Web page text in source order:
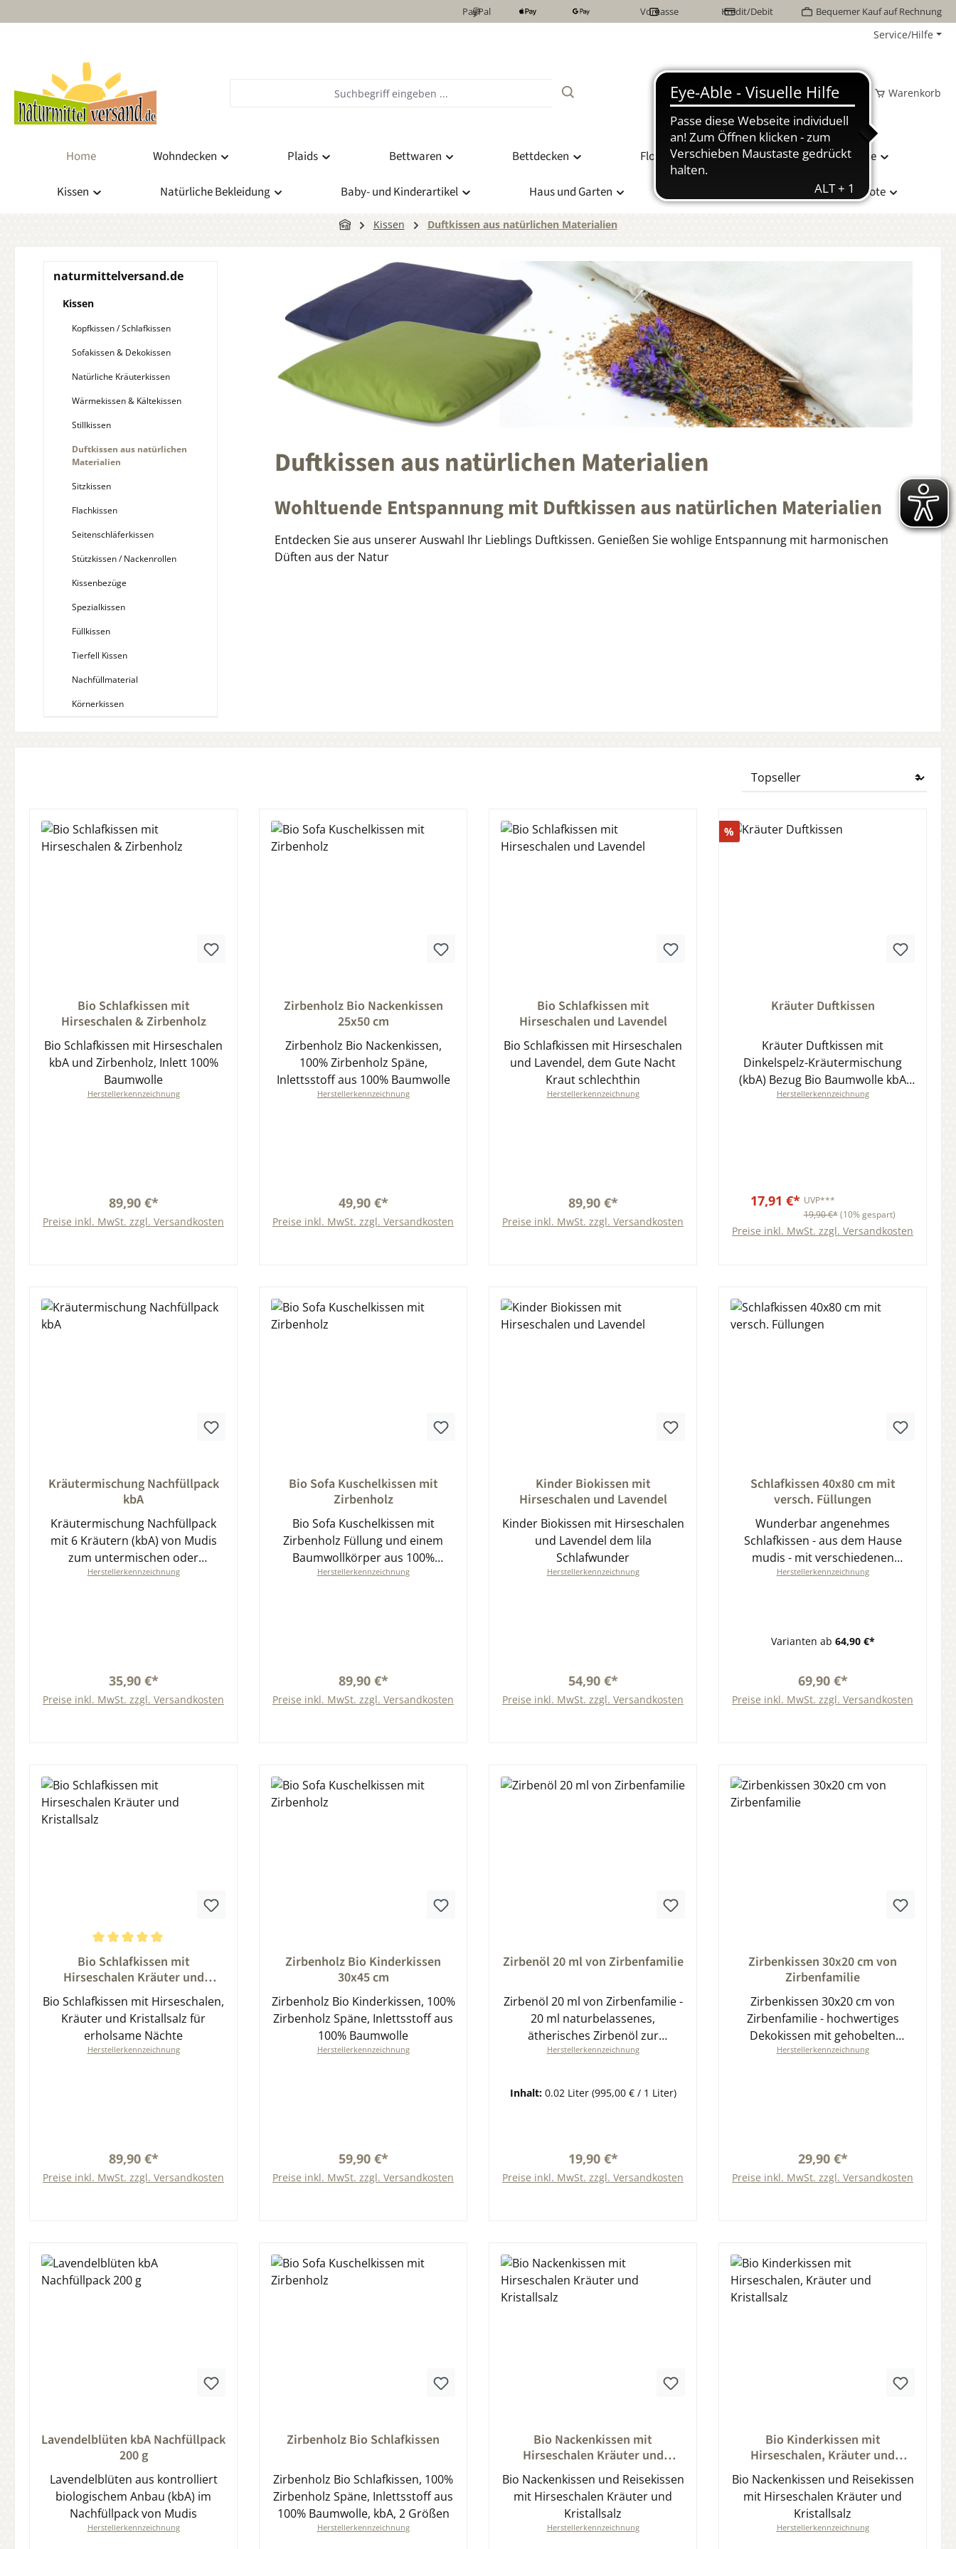
PayPal Vorkasse Kredit/Debit Bequemer Kauf auf Rechnung
Service/Hilfe
Wunschzettel Mein Konto Warenkorb
Home Wohndecken Plaids Bettwaren Bettdecken Flor Naturhaarbetten Bettwäsche
Kissen Natürliche Bekleidung Baby- und Kinderartikel Haus und Garten Sonderangebote
Kissen Duftkissen aus natürlichen Materialien
naturmittelversand.de
Kissen
Kopfkissen / Schlafkissen
Sofakissen & Dekokissen
Natürliche Kräuterkissen
Wärmekissen & Kältekissen
Stillkissen
Duftkissen aus natürlichen
Materialien
Sitzkissen
Flachkissen
Seitenschläferkissen
Stützkissen / Nackenrollen
Kissenbezüge
Spezialkissen
Füllkissen
Tierfell Kissen
Nachfüllmaterial
Körnerkissen
Duftkissen aus natürlichen Materialien
Wohltuende Entspannung mit Duftkissen aus natürlichen Materialien
Entdecken Sie aus unserer Auswahl Ihr Lieblings Duftkissen. Genießen Sie wohlige Entspannung mit harmonischen
Düften aus der Natur
Durchschnittliche Bewertung von 0 von 5 Sternen
Bio Schlafkissen mit
Hirseschalen & Zirbenholz
Bio Schlafkissen mit Hirseschalen
kbA und Zirbenholz, Inlett 100%
Baumwolle
Herstellerkennzeichnung
89,90 €*
Preise inkl. MwSt. zzgl. Versandkosten
Durchschnittliche Bewertung von 0 von 5 Sternen
Zirbenholz Bio Nackenkissen
25x50 cm
Zirbenholz Bio Nackenkissen,
100% Zirbenholz Späne,
Inlettsstoff aus 100% Baumwolle
Herstellerkennzeichnung
49,90 €*
Preise inkl. MwSt. zzgl. Versandkosten
Durchschnittliche Bewertung von 0 von 5 Sternen
Bio Schlafkissen mit
Hirseschalen und Lavendel
Bio Schlafkissen mit Hirseschalen
und Lavendel, dem Gute Nacht
Kraut schlechthin
Herstellerkennzeichnung
89,90 €*
Preise inkl. MwSt. zzgl. Versandkosten
% Rabatt
Durchschnittliche Bewertung von 0 von 5
Kräuter Duftkissen
Kräuter Duftkissen mit
Dinkelspelz-Kräutermischung
(kbA) Bezug Bio Baumwolle kbA
GOTS zertifiziert 20x20 cm viele
Herstellerkennzeichnung
17,91 €* UVP***
19,90 €* (10% gespart)
Preise inkl. MwSt. zzgl. Versandkosten
Durchschnittliche Bewertung von 0 von 5 Sternen
Kräutermischung Nachfüllpack
kbA
Kräutermischung Nachfüllpack
mit 6 Kräutern (kbA) von Mudis
zum untermischen oder
auffrischen
Herstellerkennzeichnung
35,90 €*
Preise inkl. MwSt. zzgl. Versandkosten
Durchschnittliche Bewertung von 0 von 5 Sternen
Bio Sofa Kuschelkissen mit
Zirbenholz
Bio Sofa Kuschelkissen mit
Zirbenholz Füllung und einem
Baumwollkörper aus 100%
Baumwolle kbA
Herstellerkennzeichnung
89,90 €*
Preise inkl. MwSt. zzgl. Versandkosten
Durchschnittliche Bewertung von 0 von 5 Sternen
Kinder Biokissen mit
Hirseschalen und Lavendel
Kinder Biokissen mit Hirseschalen
und Lavendel dem lila
Schlafwunder
Herstellerkennzeichnung
54,90 €*
Preise inkl. MwSt. zzgl. Versandkosten
Durchschnittliche Bewertung von 0 von 5
Schlafkissen 40x80 cm mit
versch. Füllungen
Wunderbar angenehmes
Schlafkissen - aus dem Hause
mudis - mit verschiedenen
Füllungen erhältlich - Dinkelspelz
Hirseschalen und Kristallsalz,
Herstellerkennzeichnung
Varianten ab 64,90 €*
69,90 €*
Preise inkl. MwSt. zzgl. Versandkosten
Durchschnittliche Bewertung von 5 von 5 Sternen
Bio Schlafkissen mit
Hirseschalen Kräuter und
Kristallsalz
Bio Schlafkissen mit Hirseschalen,
Kräuter und Kristallsalz für
erholsame Nächte
Herstellerkennzeichnung
89,90 €*
Preise inkl. MwSt. zzgl. Versandkosten
Durchschnittliche Bewertung von 0 von 5 Sternen
Zirbenholz Bio Kinderkissen
30x45 cm
Zirbenholz Bio Kinderkissen, 100%
Zirbenholz Späne, Inlettsstoff aus
100% Baumwolle
Herstellerkennzeichnung
59,90 €*
Preise inkl. MwSt. zzgl. Versandkosten
Durchschnittliche Bewertung von 0 von 5 Sternen
Zirbenöl 20 ml von Zirbenfamilie
Zirbenöl 20 ml von Zirbenfamilie -
20 ml naturbelassenes,
ätherisches Zirbenöl zur
Raumbeduftung
Herstellerkennzeichnung
Inhalt: 0.02 Liter (995,00 € / 1 Liter)
19,90 €*
Preise inkl. MwSt. zzgl. Versandkosten
Durchschnittliche Bewertung von 0 von 5
Zirbenkissen 30x20 cm von
Zirbenfamilie
Zirbenkissen 30x20 cm von
Zirbenfamilie - hochwertiges
Dekokissen mit gehobelten
Zirbenflocken
Herstellerkennzeichnung
29,90 €*
Preise inkl. MwSt. zzgl. Versandkosten
Durchschnittliche Bewertung von 0 von 5 Sternen
Lavendelblüten kbA Nachfüllpack
200 g
Lavendelblüten aus kontrolliert
biologischem Anbau (kbA) im
Nachfüllpack von Mudis
Herstellerkennzeichnung
Durchschnittliche Bewertung von 0 von 5 Sternen
Zirbenholz Bio Schlafkissen
Zirbenholz Bio Schlafkissen, 100%
Zirbenholz Späne, Inlettsstoff aus
100% Baumwolle, kbA, 2 Größen
Herstellerkennzeichnung
Durchschnittliche Bewertung von 0 von 5 Sternen
Bio Nackenkissen mit
Hirseschalen Kräuter und
Kristallsalz
Bio Nackenkissen und Reisekissen
mit Hirseschalen Kräuter und
Kristallsalz
Herstellerkennzeichnung
Durchschnittliche Bewertung von 0 von 5
Bio Kinderkissen mit
Hirseschalen, Kräuter und
Kristallsalz
Bio Nackenkissen und Reisekissen
mit Hirseschalen Kräuter und
Kristallsalz
Herstellerkennzeichnung